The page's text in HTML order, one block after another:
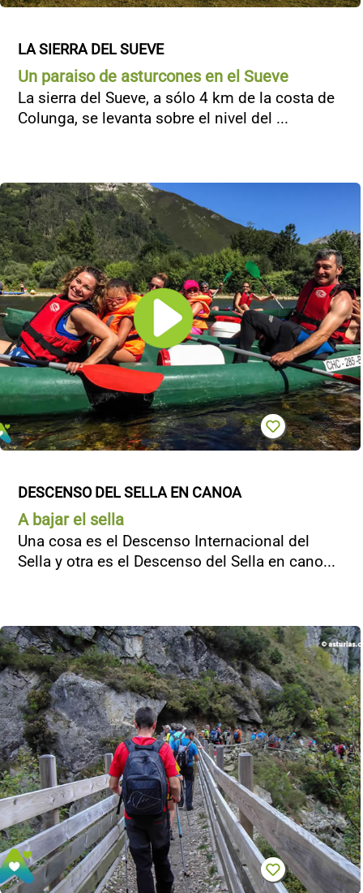
LA SIERRA DEL SUEVE
Un paraiso de asturcones en el Sueve
La sierra del Sueve, a sólo 4 km de la costa de
Colunga, se levanta sobre el nivel del ...
DESCENSO DEL SELLA EN CANOA
A bajar el sella
Una cosa es el Descenso Internacional del
Sella y otra es el Descenso del Sella en cano...